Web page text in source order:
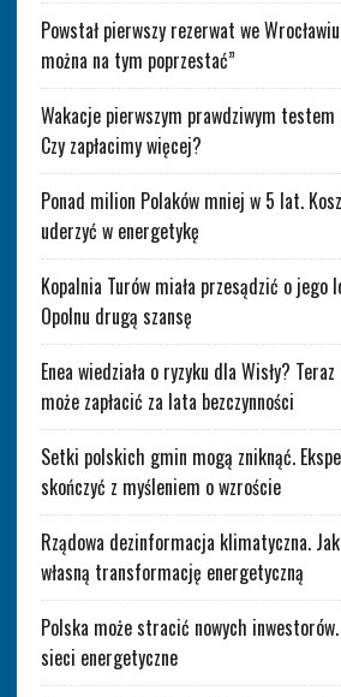
Powstał pierwszy rezerwat we
można na tym poprzestać”
Wakacje pierwszym prawdziwym
Czy zapłacimy więcej?
Ponad milion Polaków mniej w 5 lat.
uderzyć w energetykę
Kopalnia Turów miała przesądzić o jego
Opolnu drugą szansę
Enea wiedziała o ryzyku dla Wisły?
może zapłacić za lata bezczynności
Setki polskich gmin mogą zniknąć.
skończyć z myśleniem o wzroście
Rządowa dezinformacja klimatyczna.
własną transformację energetyczną
Polska może stracić nowych
sieci energetyczne